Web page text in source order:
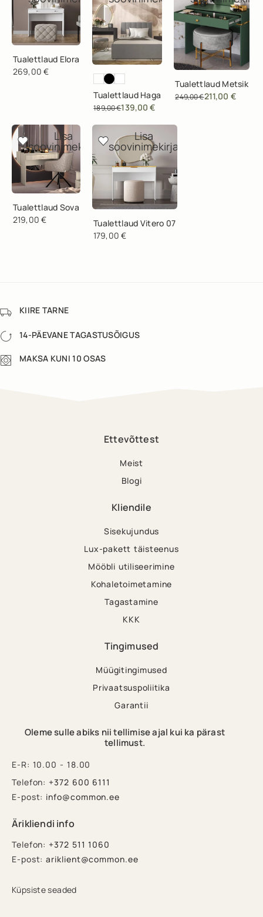
Tualettlaud Elora
269,00 €
Tualettlaud Haga
189,00€139,00€
Tualettlaud Metsik
249,00€211,00 €
Lisa
soovinimekirja
Tualettlaud Sova
219,00 €
Lisa
soovinimekirja
Tualettlaud Vitero 07
179,00€
KIIRE TARNE
14-PÄEVANE TAGASTUSÕIGUS
MAKSA KUNI 10 OSAS
Ettevõttest
Meist
Blogi
Kliendile
Sisekujundus
Lux-pakett täisteenus
Mööbli utiliseerimine
Kohaletoimetamine
Tagastamine
KKK
Tingimused
Müügitingimused
Privaatsuspoliitika
Garantii
Oleme sulle abiks nii tellimise ajal kui ka pärast
tellimust.
E-R: 10.00 - 18.00
Telefon: +372 600 6111
E-post: info@common.ee
Ärikliendi info
Telefon: +372 511 1060
E-post: ariklient@common.ee
Küpsiste seaded